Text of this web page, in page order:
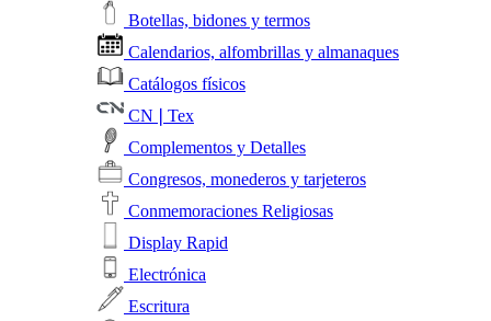
Botellas, bidones y termos
Calendarios, alfombrillas y almanaques
Catálogos físicos
CN❘Tex
Complementos y Detalles
Congresos, monederos y tarjeteros
Conmemoraciones Religiosas
Display Rapid
Electrónica
Escritura